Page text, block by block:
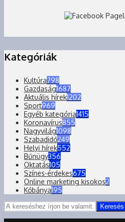
Kategóriák
Kultúra798
Gazdaság1687
Aktuális hírek1202
Sport969
Egyéb kategória1415
Koronavírus855
Nagyvilág1098
Szabadidő249
Helyi hírek552
Bűnügy356
Oktatás105
Színes-érdekes675
Online marketing kisokos2
Kőbánya195
Keresés